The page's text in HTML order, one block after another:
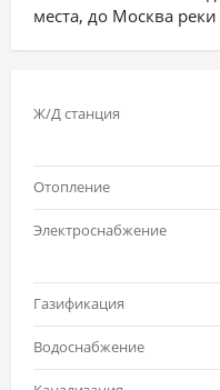
места, до Москва
Ж/Д станция
Отопление
Электроснабжение
Газификация
Водоснабжение